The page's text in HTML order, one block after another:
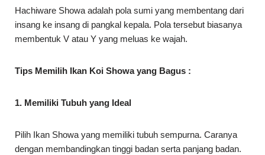
Hachiware Showa adalah pola sumi yang membentang dari
insang ke insang di pangkal kepala. Pola tersebut biasanya
membentuk V atau Y yang meluas ke wajah.
Tips Memilih Ikan Koi Showa yang Bagus :
1. Memiliki Tubuh yang Ideal
Pilih Ikan Showa yang memiliki tubuh sempurna. Caranya
dengan membandingkan tinggi badan serta panjang badan.